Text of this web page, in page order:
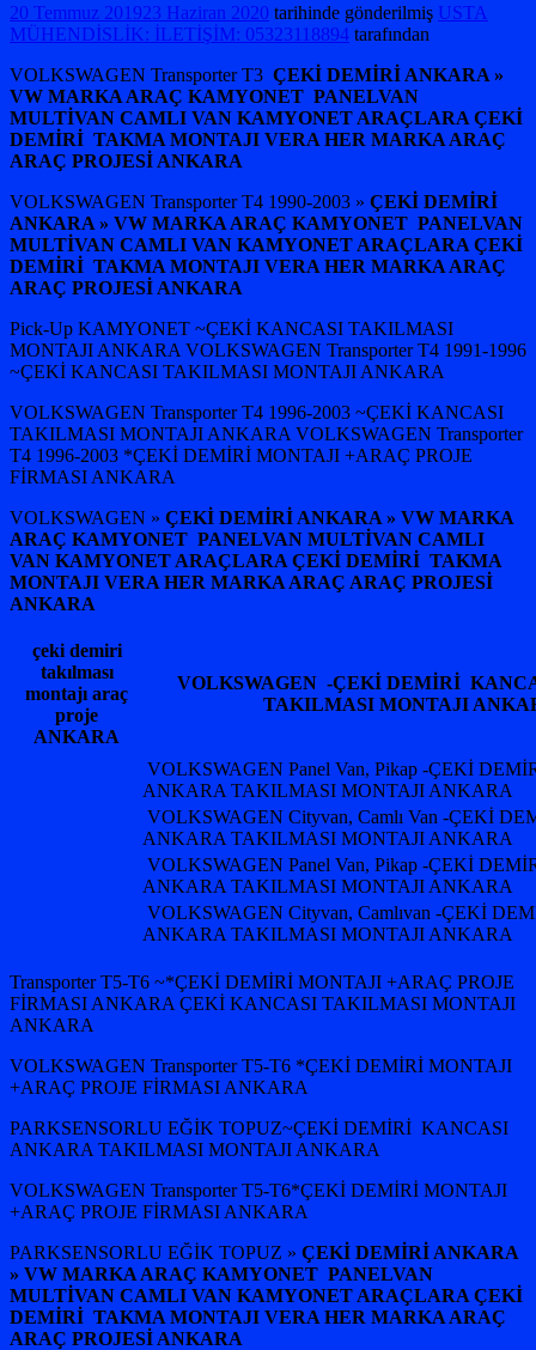
20 Temmuz 201923 Haziran 2020 tarihinde gönderilmiş USTA
MÜHENDİSLİK: İLETİŞİM: 05323118894 tarafından
VOLKSWAGEN Transporter T3 ÇEKİ DEMİRİ ANKARA »
VW MARKA ARAÇ KAMYONET PANELVAN
MULTİVAN CAMLI VAN KAMYONET ARAÇLARA ÇEKİ
DEMİRİ TAKMA MONTAJI VERA HER MARKA ARAÇ
ARAÇ PROJESİ ANKARA
VOLKSWAGEN Transporter T4 1990-2003 » ÇEKİ DEMİRİ
ANKARA » VW MARKA ARAÇ KAMYONET PANELVAN
MULTİVAN CAMLI VAN KAMYONET ARAÇLARA ÇEKİ
DEMİRİ TAKMA MONTAJI VERA HER MARKA ARAÇ
ARAÇ PROJESİ ANKARA
Pick-Up KAMYONET ~ÇEKİ KANCASI TAKILMASI
MONTAJI ANKARA VOLKSWAGEN Transporter T4 1991-1996
~ÇEKİ KANCASI TAKILMASI MONTAJI ANKARA
VOLKSWAGEN Transporter T4 1996-2003 ~ÇEKİ KANCASI
TAKILMASI MONTAJI ANKARA VOLKSWAGEN Transporter
T4 1996-2003 *ÇEKİ DEMİRİ MONTAJI +ARAÇ PROJE
FİRMASI ANKARA
VOLKSWAGEN » ÇEKİ DEMİRİ ANKARA » VW MARKA
ARAÇ KAMYONET PANELVAN MULTİVAN CAMLI
VAN KAMYONET ARAÇLARA ÇEKİ DEMİRİ TAKMA
MONTAJI VERA HER MARKA ARAÇ ARAÇ PROJESİ
ANKARA
çeki demiri
takılması
montajı araç
proje
ANKARA
VOLKSWAGEN -ÇEKİ DEMİRİ
TAKILMASI MONTAJI
VOLKSWAGEN Panel Van, Pikap -ÇEKİ
ANKARA TAKILMASI MONTAJI ANKARA
VOLKSWAGEN Cityvan, Camlı Van -ÇEKİ
ANKARA TAKILMASI MONTAJI ANKARA
VOLKSWAGEN Panel Van, Pikap -ÇEKİ
ANKARA TAKILMASI MONTAJI ANKARA
VOLKSWAGEN Cityvan, Camlıvan -ÇEKİ
ANKARA TAKILMASI MONTAJI ANKARA
Transporter T5-T6 ~*ÇEKİ DEMİRİ MONTAJI +ARAÇ PROJE
FİRMASI ANKARA ÇEKİ KANCASI TAKILMASI MONTAJI
ANKARA
VOLKSWAGEN Transporter T5-T6 *ÇEKİ DEMİRİ MONTAJI
+ARAÇ PROJE FİRMASI ANKARA
PARKSENSORLU EĞİK TOPUZ~ÇEKİ DEMİRİ KANCASI
ANKARA TAKILMASI MONTAJI ANKARA
VOLKSWAGEN Transporter T5-T6*ÇEKİ DEMİRİ MONTAJI
+ARAÇ PROJE FİRMASI ANKARA
PARKSENSORLU EĞİK TOPUZ » ÇEKİ DEMİRİ ANKARA
» VW MARKA ARAÇ KAMYONET PANELVAN
MULTİVAN CAMLI VAN KAMYONET ARAÇLARA ÇEKİ
DEMİRİ TAKMA MONTAJI VERA HER MARKA ARAÇ
ARAÇ PROJESİ ANKARA